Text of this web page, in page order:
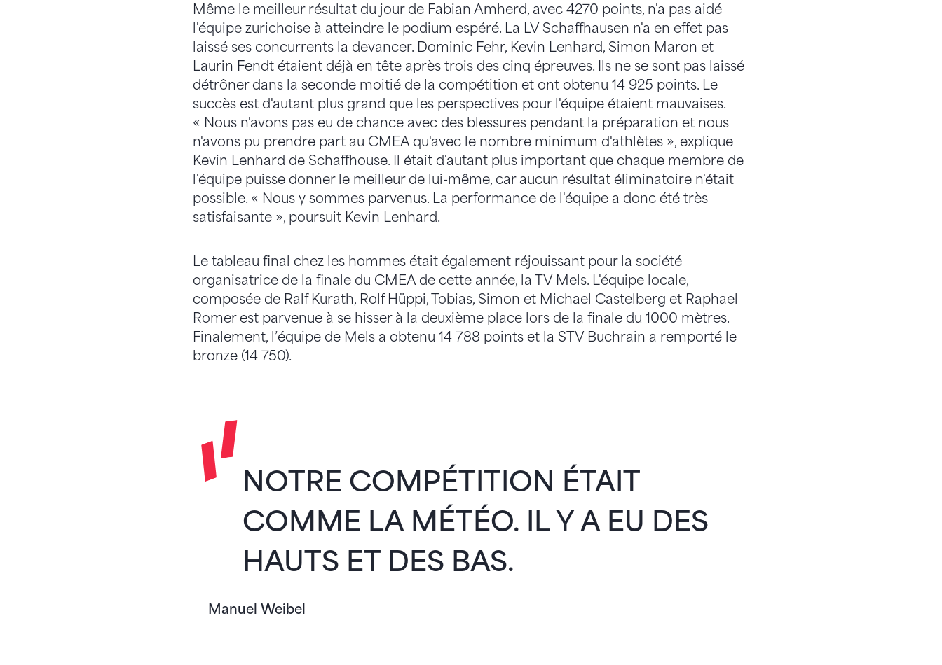
Même le meilleur résultat du jour de Fabian Amherd, avec 4270 points, n'a pas aidé
l'équipe zurichoise à atteindre le podium espéré. La LV Schaffhausen n'a en effet pas
laissé ses concurrents la devancer. Dominic Fehr, Kevin Lenhard, Simon Maron et
Laurin Fendt étaient déjà en tête après trois des cinq épreuves. Ils ne se sont pas laissé
détrôner dans la seconde moitié de la compétition et ont obtenu 14 925 points. Le
succès est d'autant plus grand que les perspectives pour l'équipe étaient mauvaises.
« Nous n'avons pas eu de chance avec des blessures pendant la préparation et nous
n'avons pu prendre part au CMEA qu'avec le nombre minimum d'athlètes », explique
Kevin Lenhard de Schaffhouse. Il était d'autant plus important que chaque membre de
l'équipe puisse donner le meilleur de lui-même, car aucun résultat éliminatoire n'était
possible. « Nous y sommes parvenus. La performance de l'équipe a donc été très
satisfaisante », poursuit Kevin Lenhard.
Le tableau final chez les hommes était également réjouissant pour la société
organisatrice de la finale du CMEA de cette année, la TV Mels. L'équipe locale,
composée de Ralf Kurath, Rolf Hüppi, Tobias, Simon et Michael Castelberg et Raphael
Romer est parvenue à se hisser à la deuxième place lors de la finale du 1000 mètres.
Finalement, l’équipe de Mels a obtenu 14 788 points et la STV Buchrain a remporté le
bronze (14 750).
Manuel Weibel
NOTRE COMPÉTITION ÉTAIT
COMME LA MÉTÉO. IL Y A EU DES
HAUTS ET DES BAS.